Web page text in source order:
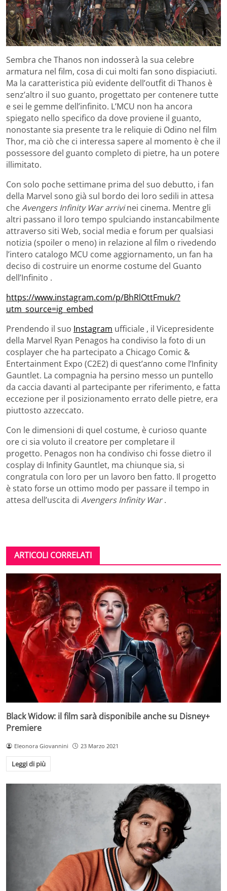
Sembra che Thanos non indosserà la sua celebre
armatura nel film, cosa di cui molti fan sono dispiaciuti.
Ma la caratteristica più evidente dell’outfit di Thanos è
senz’altro il suo guanto, progettato per contenere tutte
e sei le gemme dell’infinito. L’MCU non ha ancora
spiegato nello specifico da dove proviene il guanto,
nonostante sia presente tra le reliquie di Odino nel film
Thor, ma ciò che ci interessa sapere al momento è che il
possessore del guanto completo di pietre, ha un potere
illimitato.
Con solo poche settimane prima del suo debutto, i fan
della Marvel sono già sul bordo dei loro sedili in attesa
cheAvengersInfinity War arrivinei cinema. Mentre gli
altri passano il loro tempo spulciando instancabilmente
attraverso siti Web, social media e forum per qualsiasi
notizia (spoiler o meno) in relazione al film o rivedendo
l’intero catalogo MCU come aggiornamento, un fan ha
deciso di costruire un enorme costume del Guanto
dell’Infinito .
https://www.instagram.com/p/BhRlOttFmuk/?
utm_source=ig_embed
Prendendo il suo Instagram ufficiale , il Vicepresidente
della Marvel Ryan Penagos ha condiviso la foto di un
cosplayer che ha partecipato a Chicago Comic &
Entertainment Expo (C2E2) di quest’anno come l’Infinity
Gauntlet. La compagnia ha persino messo un puntello
da caccia davanti al partecipante per riferimento, e fatta
eccezione per il posizionamento errato delle pietre, era
piuttosto azzeccato.
Con le dimensioni di quel costume, è curioso quante
ore ci sia voluto il creatore per completare il
progetto. Penagos non ha condiviso chi fosse dietro il
cosplay di Infinity Gauntlet, ma chiunque sia, si
congratula con loro per un lavoro ben fatto. Il progetto
è stato forse un ottimo modo per passare il tempo in
attesa dell’uscita di Avengers Infinity War.
ARTICOLI CORRELATI
Black Widow: il film sarà disponibile anche su Disney+
Premiere
Eleonora Giovannini 23 Marzo 2021
Leggi di più